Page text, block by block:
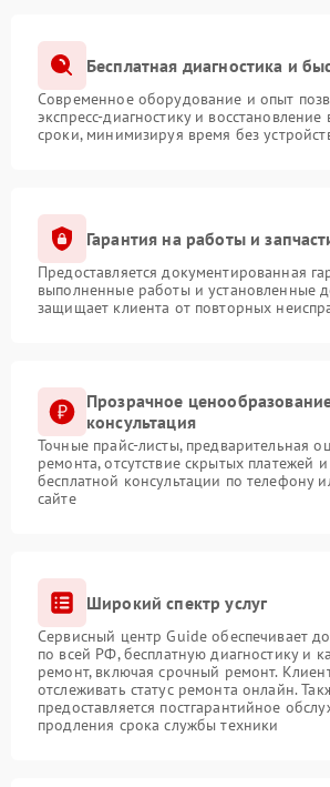
Бесплатная диагностика и
Современное оборудование и опыт
экспресс-диагностику и
сроки, минимизируя время без
Гарантия на работы и
Предоставляется документированная
выполненные работы и установленные
защищает клиента от повторных
Прозрачное
консультация
Точные прайс-листы, предварительная
ремонта, отсутствие скрытых платежей
бесплатной консультации по телефону
сайте
Широкий спектр услуг
Сервисный центр Guide обеспечивает
по всей РФ, бесплатную диагностику и
ремонт, включая срочный ремонт.
отслеживать статус ремонта онлайн.
предоставляется постгарантийное
продления срока службы техники